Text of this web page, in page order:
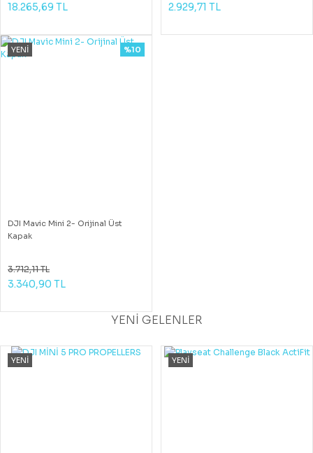
18.265,69 TL 2.929,71 TL
YENİ
DJI Mavic Mini 2- Orijinal Üst
Kapak
%10
3.712,11 TL
3.340,90 TL
YENİ GELENLER
YENİ YENİ